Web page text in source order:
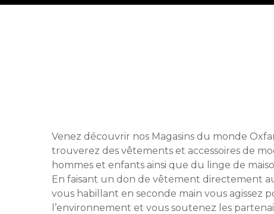
Venez découvrir nos Magasins du monde
trouverez des vêtements et accessoires de
hommes et enfants ainsi que du linge de
En faisant un don de vêtement directement
vous habillant en seconde main vous agissez
l’environnement et vous soutenez les